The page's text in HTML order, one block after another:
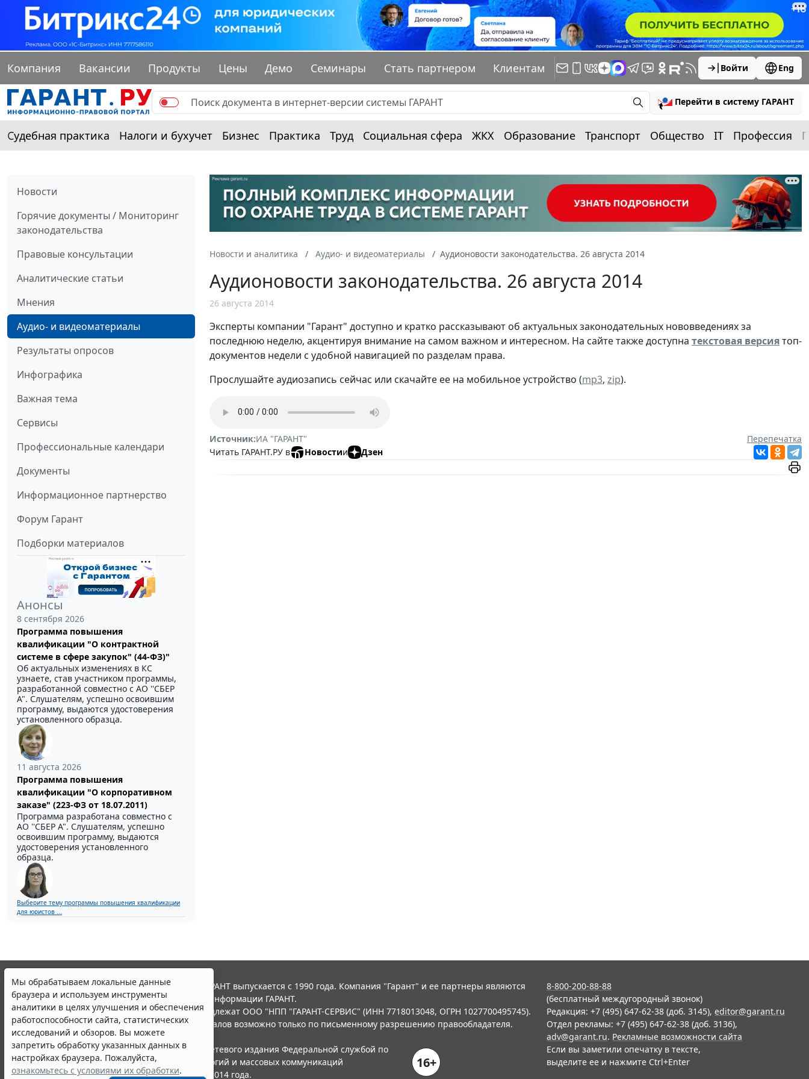
Компания Вакансии Продукты Цены Демо Семинары Стать партнером Клиентам Войти Eng
Перейти в систему ГАРАНТ
Судебная практика Налоги и бухучет Бизнес Практика Труд Социальная сфера ЖКХ Образование Транспорт Общество IT Профессия
Новости
Горячие документы / Мониторинг
законодательства
Правовые консультации
Аналитические статьи
Мнения
Аудио- и видеоматериалы
Результаты опросов
Инфографика
Важная тема
Сервисы
Профессиональные календари
Документы
Информационное партнерство
Форум Гарант
Подборки материалов
Анонсы
8 сентября 2026
Программа повышения
квалификации "О контрактной
системе в сфере закупок" (44-ФЗ)"
Об актуальных изменениях в КС
узнаете, став участником программы,
разработанной совместно с АО ''СБЕР
А". Слушателям, успешно освоившим
программу, выдаются удостоверения
установленного образца.
11 августа 2026
Программа повышения
квалификации "О корпоративном
заказе" (223-ФЗ от 18.07.2011)
Программа разработана совместно с
АО ''СБЕР А". Слушателям, успешно
освоившим программу, выдаются
удостоверения установленного
образца.
Выберите тему программы повышения квалификации
для юристов ...
Новости и аналитика Аудио- и видеоматериалы Аудионовости законодательства. 26 августа 2014
Аудионовости законодательства. 26 августа 2014
26 августа 2014
Эксперты компании "Гарант" доступно и кратко рассказывают об актуальных законодательных нововведениях за
последнюю неделю, акцентируя внимание на самом важном и интересном. На сайте также доступна текстовая версиятоп-
документов недели с удобной навигацией по разделам права.
Прослушайте аудиозапись сейчас или скачайте ее на мобильное устройство (mp3, zip).
Источник:ИА "ГАРАНТ"
Перепечатка
Читать ГАРАНТ.РУ в
Новостии Дзен
Мы обрабатываем локальные данные
браузера и используем инструменты
аналитики в целях улучшения и обеспечения
работоспособности сайта, статистических
исследований и обзоров. Вы можете
запретить обработку указанных данных в
настройках браузера. Пожалуйста,
ознакомьтесь с условиями их обработки.
© ООО "НПП "ГАРАНТ-СЕРВИС", 2026. Система ГАРАНТ выпускается с 1990 года. Компания "Гарант" и ее партнеры являются
участниками Российской ассоциации правовой информации ГАРАНТ.
Все права на материалы сайта ГАРАНТ.РУ принадлежат ООО "НПП "ГАРАНТ-СЕРВИС" (ИНН 7718013048, ОГРН 1027700495745).
Полное или частичное воспроизведение материалов возможно только по письменному разрешению правообладателя.
Правила использования портала.
Портал ГАРАНТ.РУ зарегистрирован в качестве сетевого издания Федеральной службой по
надзору в сфере связи,информационных технологий и массовых коммуникаций
(Роскомнадзором), Эл № ФС77-58365 от 18 июня 2014 года.
16+
8-800-200-88-88
(бесплатный междугородный звонок)
Редакция: +7 (495) 647-62-38 (доб. 3145), editor@garant.ru
Отдел рекламы: +7 (495) 647-62-38 (доб. 3136),
adv@garant.ru. Рекламные возможности сайта
Если вы заметили опечатку в тексте,
выделите ее и нажмите Ctrl+Enter